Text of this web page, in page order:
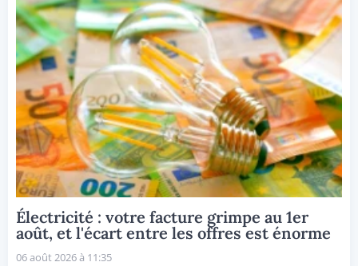
Électricité : votre facture grimpe au 1er
août, et l'écart entre les offres est énorme
06 août 2026 à 11:35